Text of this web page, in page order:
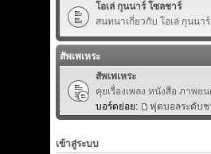
โอเล่ กุนนาร์ โซลชาร์
สนทนาเกี่ยวกับ โอเล่ กุนนา
สัพเพเหระ
สัพเพเหระ
คุยเรื่องเพลง หนังสือ ภาพย
บอร์ดย่อย:
ฟุตบอลระดับช
เข้าสู่ระบบ